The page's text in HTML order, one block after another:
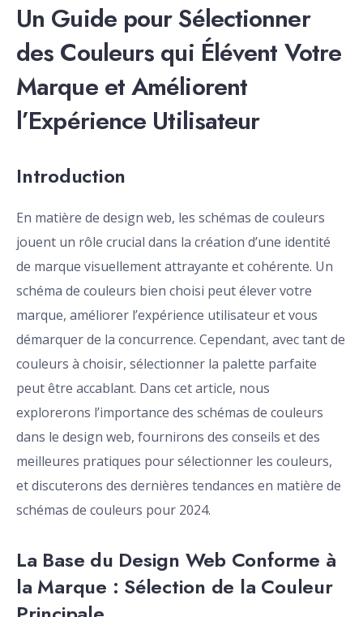
Un Guide pour Sélectionner
des Couleurs qui Élévent Votre
Marque et Améliorent
l’Expérience Utilisateur
Introduction
En matière de design web, les schémas de couleurs
jouent un rôle crucial dans la création d’une identité
de marque visuellement attrayante et cohérente. Un
schéma de couleurs bien choisi peut élever votre
marque, améliorer l’expérience utilisateur et vous
démarquer de la concurrence. Cependant, avec tant de
couleurs à choisir, sélectionner la palette parfaite
peut être accablant. Dans cet article, nous
explorerons l’importance des schémas de couleurs
dans le design web, fournirons des conseils et des
meilleures pratiques pour sélectionner les couleurs,
et discuterons des dernières tendances en matière de
schémas de couleurs pour 2024.
La Base du Design Web Conforme à
la Marque : Sélection de la Couleur